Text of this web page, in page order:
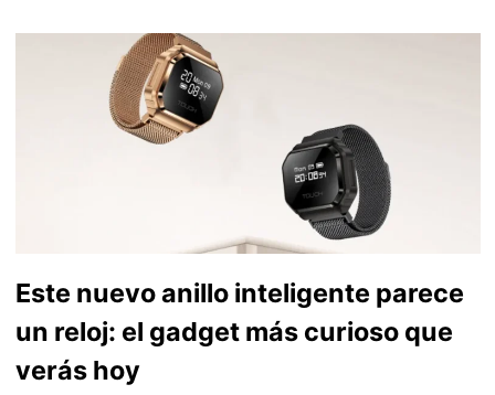
Este nuevo anillo inteligente parece
un reloj: el gadget más curioso que
verás hoy